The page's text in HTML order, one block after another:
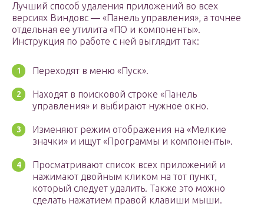
Лучший способ удаления приложений во всех
версиях Виндовс — «Панель управления», а точнее
отдельная ее утилита «ПО и компоненты».
Инструкция по работе с ней выглядит так:
Переходят в меню «Пуск».
Находят в поисковой строке «Панель
управления» и выбирают нужное окно.
Изменяют режим отображения на «Мелкие
значки» и ищут «Программы и компоненты».
Просматривают список всех приложений и
нажимают двойным кликом на тот пункт,
который следует удалить. Также это можно
сделать нажатием правой клавиши мыши.